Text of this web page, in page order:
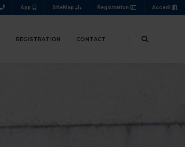
App SiteMap Registration Accedi
REGISTRATION CONTACT